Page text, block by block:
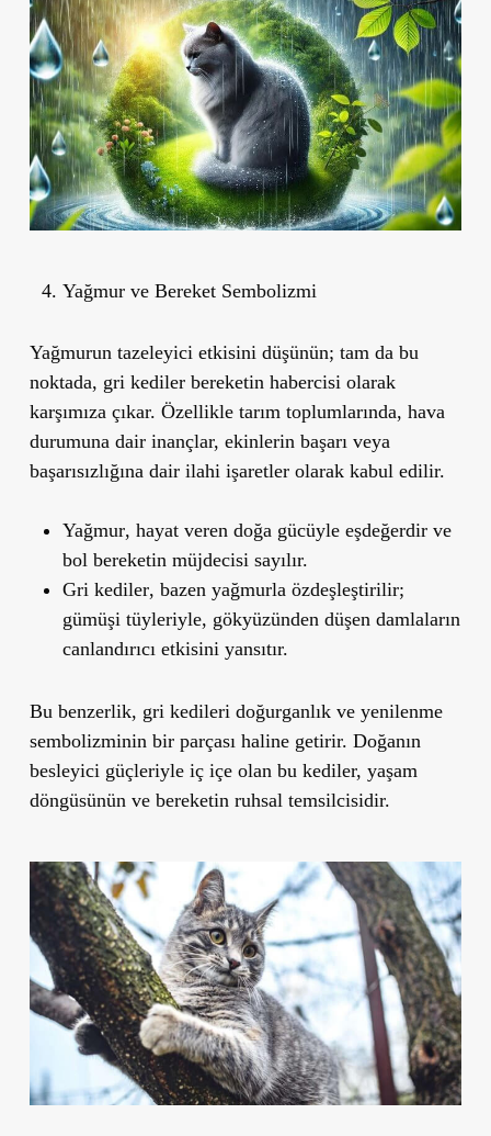
Yağmur ve Bereket Sembolizmi
Yağmurun tazeleyici etkisini düşünün; tam da bu
noktada, gri kediler bereketin habercisi olarak
karşımıza çıkar. Özellikle tarım toplumlarında, hava
durumuna dair inançlar, ekinlerin başarı veya
başarısızlığına dair ilahi işaretler olarak kabul edilir.
Yağmur, hayat veren doğa gücüyle eşdeğerdir ve
bol bereketin müjdecisi sayılır.
Gri kediler, bazen yağmurla özdeşleştirilir;
gümüşi tüyleriyle, gökyüzünden düşen damlaların
canlandırıcı etkisini yansıtır.
Bu benzerlik, gri kedileri doğurganlık ve yenilenme
sembolizminin bir parçası halinegetirir. Doğanın
besleyici güçleriyle iç içe olan bu kediler, yaşam
döngüsünün ve bereketin ruhsal temsilcisidir.